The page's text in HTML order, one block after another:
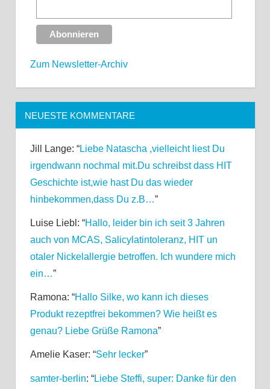
Zum Newsletter-Archiv
NEUESTE KOMMENTARE
Jill Lange: “Liebe Natascha ,vielleicht liest Du
irgendwann nochmal mit.Du schreibst dass HIT
Geschichte ist,wie hast Du das wieder
hinbekommen,dass Du z.B…”
Luise Liebl : “Hallo, leider bin ich seit 3 Jahren
auch von MCAS, Salicylatintoleranz, HIT un
otaler Nickelallergie betroffen. Ich wundere mich
ein…”
Ramona: “Hallo Silke, wo kann ich dieses
Produkt rezeptfrei bekommen? Wie heißt es
genau? Liebe Grüße Ramona”
Amelie Kaser: “Sehr lecker”
samter-berlin: “Liebe Steffi, super: Danke für den